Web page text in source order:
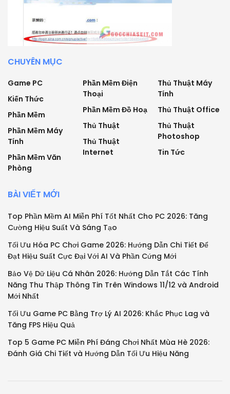
CHUYÊN MỤC
Game PC
Kiến Thức
Phần Mềm
Phần Mềm Máy
Tính
Phần Mềm Văn
Phòng
Phần Mềm Điện
Thoại
Phần Mềm Đồ Hoạ
Thủ Thuật
Thủ Thuật
Internet
Thủ Thuật Máy
Tính
Thủ Thuật Office
Thủ Thuật
Photoshop
Tin Tức
BÀI VIẾT MỚI
Top Phần Mềm AI Miễn Phí Tốt Nhất Cho PC 2026: Tăng
Cường Hiệu Suất Và Sáng Tạo
Tối Ưu Hóa PC Chơi Game 2026: Hướng Dẫn Chi Tiết Để
Đạt Hiệu Suất Cực Đại Với AI Và Phần Cứng Mới
Bảo Vệ Dữ Liệu Cá Nhân 2026: Hướng Dẫn Tắt Các Tính
Năng Thu Thập Thông Tin Trên Windows 11/12 và Android
Mới Nhất
Tối Ưu Game PC Bằng Trợ Lý AI 2026: Khắc Phục Lag và
Tăng FPS Hiệu Quả
Top 5 Game PC Miễn Phí Đáng Chơi Nhất Mùa Hè 2026:
Đánh Giá Chi Tiết và Hướng Dẫn Tối Ưu Hiệu Năng